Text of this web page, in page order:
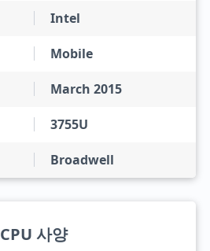
Intel
Mobile
March 2015
3755U
Broadwell
CPU 사양